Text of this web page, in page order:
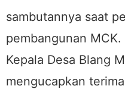
sambutannya saat
pembangunan MCK.
Kepala Desa Blang
mengucapkan